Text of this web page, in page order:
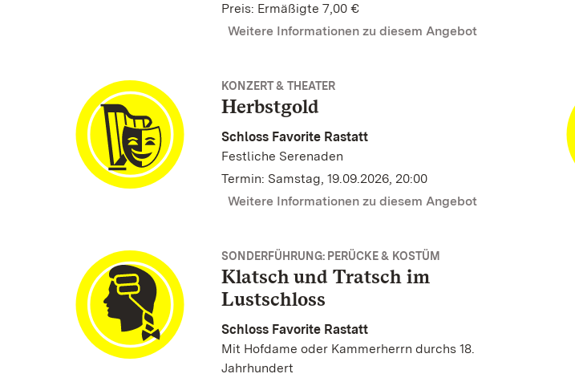
Preis: Ermäßigte 7,00 €
Weitere Informationen zu diesem Angebot
KONZERT & THEATER
Herbstgold
Schloss Favorite Rastatt
Festliche Serenaden
Termin: Samstag, 19.09.2026, 20:00
Weitere Informationen zu diesem Angebot
SONDERFÜHRUNG: PERÜCKE & KOSTÜM
Klatsch und Tratsch im
Lustschloss
Schloss Favorite Rastatt
Mit Hofdame oder Kammerherrn durchs 18.
Jahrhundert